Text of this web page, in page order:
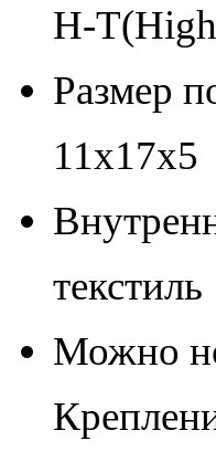
H-
Размер
11х17х5
текстиль
Можно